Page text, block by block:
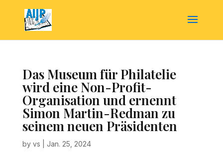
Das Museum für Philatelie
wird eine Non-Profit-
Organisation und ernennt
Simon Martin-Redman zu
seinem neuen Präsidenten
by vs Jan. 25, 2024